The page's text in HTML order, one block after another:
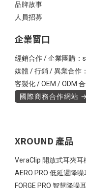
品牌故事
人員招募
企業窗口
經銷合作 / 企業團購：
媒體 / 行銷 / 異業合作
客製化 / OEM / ODM 合
國際商務合作網站 →
XROUND 產品
VeraClip 開放式耳夾耳
AERO PRO 低延遲降噪
FORGE PRO 智慧降噪